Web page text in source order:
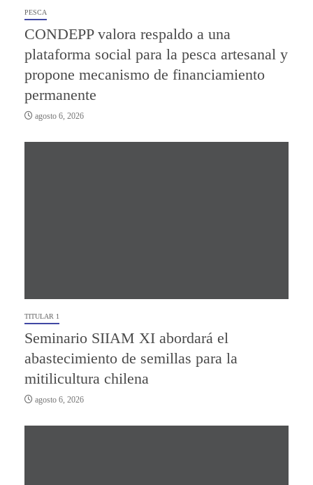
PESCA
CONDEPP valora respaldo a una
plataforma social para la pesca artesanal y
propone mecanismo de financiamiento
permanente
agosto 6, 2026
TITULAR 1
Seminario SIIAM XI abordará el
abastecimiento de semillas para la
mitilicultura chilena
agosto 6, 2026